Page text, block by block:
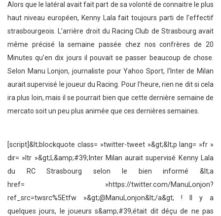
Alors que le latéral avait fait part de sa volonté de connaitre le plus
haut niveau européen, Kenny Lala fait toujours parti de l’effectif
strasbourgeois. L’arrière droit du Racing Club de Strasbourg avait
même précisé la semaine passée chez nos confrères de 20
Minutes qu’en dix jours il pouvait se passer beaucoup de chose.
Selon Manu Lonjon, journaliste pour Yahoo Sport, l’Inter de Milan
aurait supervisé le joueur du Racing. Pour l’heure, rien ne dit si cela
ira plus loin, mais il se pourrait bien que cette dernière semaine de
mercato soit un peu plus animée que ces dernières semaines.
[script]&lt;blockquote class= »twitter-tweet »&gt;&lt;p lang= »fr »
dir= »ltr »&gt;L&amp;#39;Inter Milan aurait supervisé Kenny Lala
du RC Strasbourg selon le bien informé &lt;a
href= »https://twitter.com/ManuLonjon?
ref_src=twsrc%5Etfw »&gt;@ManuLonjon&lt;/a&gt; ! Il y a
quelques jours, le joueurs s&amp;#39;était dit déçu de ne pas